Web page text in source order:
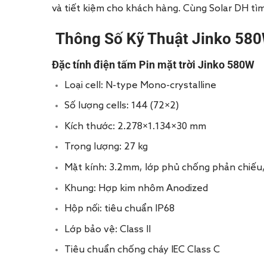
và tiết kiệm cho khách hàng. Cùng Solar DH
Thông Số Kỹ Thuật Jinko
Đặc tính điện tấm Pin mặt trời Jinko 580W
Loại cell: N-type Mono-crystalline
Số lượng cells: 144 (72×2)
Kích thước: 2.278×1.134×30 mm
Trọng lượng: 27 kg
Mặt kính: 3.2mm, lớp phủ chống phản
Khung: Hợp kim nhôm Anodized
Hộp nối: tiêu chuẩn IP68
Lớp bảo vệ: Class II
Tiêu chuẩn chống cháy IEC Class C